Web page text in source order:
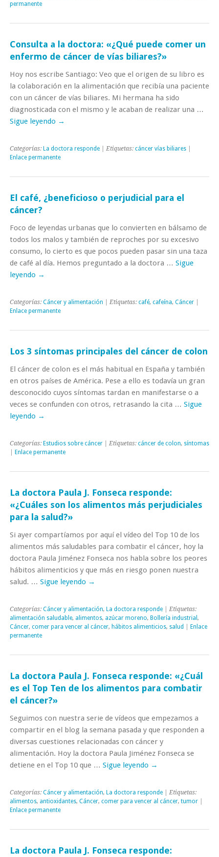
permanente
Consulta a la doctora: «¿Qué puede comer un
enfermo de cáncer de vías biliares?»
Hoy nos escribe Santiago: Veo que el origen de su libro es
la colaboración en la alimentación que recibía una paciente
con un cáncer de vías biliares. Mi hermana ha sido
diagnosticada con el mismo y le acaban de realizar una …
Sigue leyendo →
Categorías: La doctora responde | Etiquetas: cáncer vías biliares
Enlace permanente
El café, ¿beneficioso o perjudicial para el
cáncer?
Foco de leyendas urbanas que lo convierten en bálsamo de
todos los malos y también de reproches por su excesivo
consumo, lo cierto es que pocos pueden pasar sin una taza
de café al día. Hemos preguntado a la doctora … Sigue
leyendo →
Categorías: Cáncer y alimentación | Etiquetas: café, cafeína, Cáncer
Enlace permanente
Los 3 síntomas principales del cáncer de colon
El cáncer de colon es el más habitual en España y también
en otros países de América. Pese a ello es todavía un gran
desconocido cuyos síntomas tardan en manifestarse o a
veces se confunden con otros, retrasando la cita … Sigue
leyendo →
Categorías: Estudios sobre cáncer | Etiquetas: cáncer de colon, síntomas
Enlace permanente
La doctora Paula J. Fonseca responde:
«¿Cuáles son los alimentos más perjudiciales
para la salud?»
Si ayer compartíamos por aquí el vídeo del Top 10 de los
alimentos más saludables para combatir el cáncer, hoy la
doctora Paula Jiménez Fonseca nos habla sobre los peores
hábitos alimenticios y que más en riesgo ponen nuestra
salud. … Sigue leyendo →
Categorías: Cáncer y alimentación, La doctora responde | Etiquetas:
alimentación saludable, alimentos, azúcar moreno, Bollería industrial ,
Cáncer, comer para vencer al cáncer, hábitos alimenticios, salud
Enlace
permanente
La doctora Paula J. Fonseca responde: «¿Cuál
es el Top Ten de los alimentos para combatir
el cáncer?»
Seguimos con nuestra serie de vídeos que empezamos a
compartir en el blog la semana pasada y que responden a
diversas cuestiones relacionadas con cáncer y
alimentación. Hoy la doctora Paula Jiménez Fonseca se
detiene en el Top 10 que … Sigue leyendo →
Categorías: Cáncer y alimentación, La doctora responde | Etiquetas:
alimentos, antioxidantes, Cáncer, comer para vencer al cáncer, tumor
Enlace permanente
La doctora Paula J. Fonseca responde: